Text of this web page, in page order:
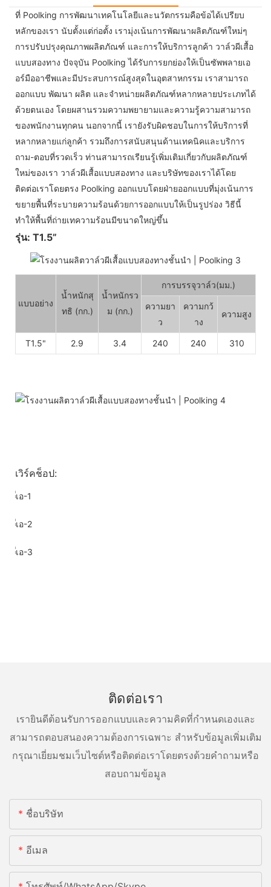
ที่ Poolking การพัฒนาเทคโนโลยีและนวัตกรรมคือข้อได้เปรียบ
หลักของเรา นับตั้งแต่ก่อตั้ง เรามุ่งเน้นการพัฒนาผลิตภัณฑ์ใหม่ๆ
การปรับปรุงคุณภาพผลิตภัณฑ์ และการให้บริการลูกค้า วาล์วผีเสื้อ
แบบสองทาง ปัจจุบัน Poolking ได้รับการยกย่องให้เป็นซัพพลายเอ
อร์มืออาชีพและมีประสบการณ์สูงสุดในอุตสาหกรรม เราสามารถ
ออกแบบ พัฒนา ผลิต และจำหน่ายผลิตภัณฑ์หลากหลายประเภทได้
ด้วยตนเอง โดยผสานรวมความพยายามและความรู้ความสามารถ
ของพนักงานทุกคน นอกจากนี้ เรายังรับผิดชอบในการให้บริการที่
หลากหลายแก่ลูกค้า รวมถึงการสนับสนุนด้านเทคนิคและบริการ
ถาม-ตอบที่รวดเร็ว ท่านสามารถเรียนรู้เพิ่มเติมเกี่ยวกับผลิตภัณฑ์
ใหม่ของเรา วาล์วผีเสื้อแบบสองทาง และบริษัทของเราได้โดย
ติดต่อเราโดยตรง Poolking ออกแบบโดยฝ่ายออกแบบที่มุ่งเน้นการ
ขยายพื้นที่ระบายความร้อนด้วยการออกแบบให้เป็นรูปร่อง วิธีนี้
ทำให้พื้นที่ถ่ายเทความร้อนมีขนาดใหญ่ขึ้น
รุ่น: T1.5”
แบบอย่าง
น้ำหนักสุ
ทธิ (กก.)
น้ำหนักรว
ม (กก.)
การบรรจุวาล์ว(มม.)
ความยา
ว
ความกว้
าง
ความสูง
T1.5" 2.9 3.4 240 240 310
เวิร์คช็อป:
ติดต่อเรา
เรายินดีต้อนรับการออกแบบและความคิดที่กำหนดเองและ
สามารถตอบสนองความต้องการเฉพาะ สำหรับข้อมูลเพิ่มเติม
กรุณาเยี่ยมชมเว็บไซต์หรือติดต่อเราโดยตรงด้วยคำถามหรือ
สอบถามข้อมูล
ชื่อบริษัท
อีเมล